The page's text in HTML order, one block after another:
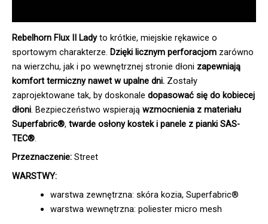
Rebelhorn Flux II Ladyto krótkie, miejskie rękawice o
sportowym charakterze. Dzięki licznym perforacjom zarówno
na wierzchu, jak i po wewnętrznej stronie dłoni zapewniają
komfort termiczny nawet w upalne dni. Zostały
zaprojektowane tak, by doskonale dopasować się do kobiecej
dłoni. Bezpieczeństwo wspierają wzmocnienia z materiału
Superfabric®, twarde osłony kostek i panele z pianki SAS-
TEC®.
Przeznaczenie: Street
WARSTWY:
warstwa zewnętrzna: skóra kozia, Superfabric®
warstwa wewnętrzna: poliester micro mesh